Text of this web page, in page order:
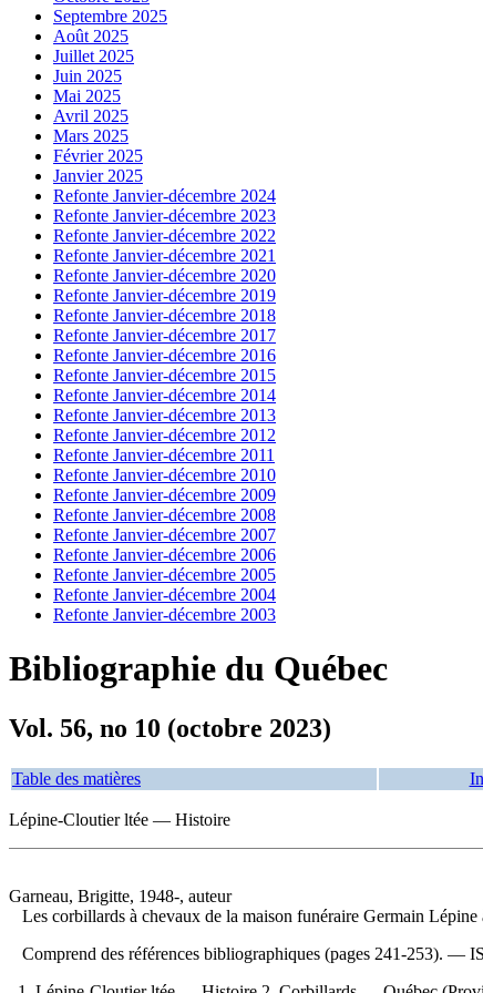
Septembre 2025
Août 2025
Juillet 2025
Juin 2025
Mai 2025
Avril 2025
Mars 2025
Février 2025
Janvier 2025
Refonte Janvier-décembre 2024
Refonte Janvier-décembre 2023
Refonte Janvier-décembre 2022
Refonte Janvier-décembre 2021
Refonte Janvier-décembre 2020
Refonte Janvier-décembre 2019
Refonte Janvier-décembre 2018
Refonte Janvier-décembre 2017
Refonte Janvier-décembre 2016
Refonte Janvier-décembre 2015
Refonte Janvier-décembre 2014
Refonte Janvier-décembre 2013
Refonte Janvier-décembre 2012
Refonte Janvier-décembre 2011
Refonte Janvier-décembre 2010
Refonte Janvier-décembre 2009
Refonte Janvier-décembre 2008
Refonte Janvier-décembre 2007
Refonte Janvier-décembre 2006
Refonte Janvier-décembre 2005
Refonte Janvier-décembre 2004
Refonte Janvier-décembre 2003
Bibliographie du Québec
Vol. 56, no 10 (octobre 2023)
Table des matières
Lépine-Cloutier ltée — Histoire
Garneau, Brigitte, 1948-, auteur
Les corbillards à chevaux de la maison funéraire Germain
Comprend des références bibliographiques (pages 241-253). —